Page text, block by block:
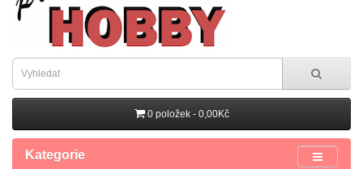
0 položek - 0,00Kč
Kategorie